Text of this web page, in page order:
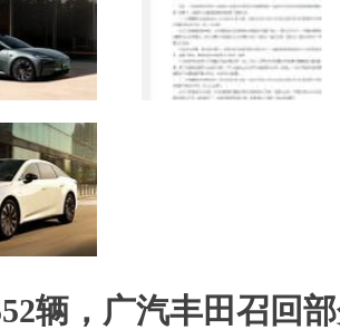
辆，广汽丰田召回